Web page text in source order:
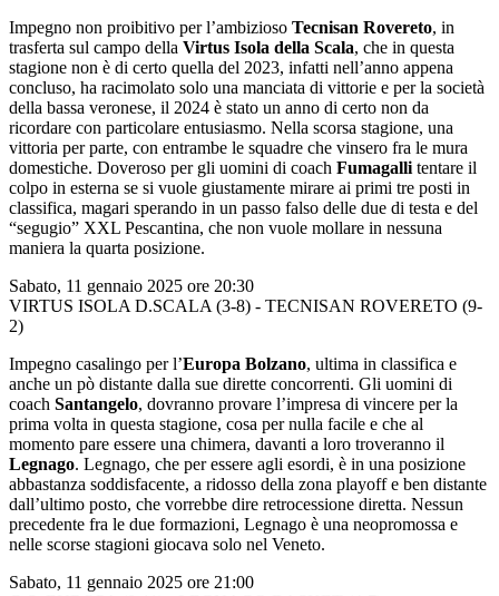
Impegno non proibitivo per l’ambizioso Tecnisan Rovereto, in
trasferta sul campo della Virtus Isola della Scala, che in questa
stagione non è di certo quella del 2023, infatti nell’anno appena
concluso, ha racimolato solo una manciata di vittorie e per la società
della bassa veronese, il 2024 è stato un anno di certo non da
ricordare con particolare entusiasmo. Nella scorsa stagione, una
vittoria per parte, con entrambe le squadre che vinsero fra le mura
domestiche. Doveroso per gli uomini di coach Fumagalli tentare il
colpo in esterna se si vuole giustamente mirare ai primi tre posti in
classifica, magari sperando in un passo falso delle due di testa e del
“segugio” XXL Pescantina, che non vuole mollare in nessuna
maniera la quarta posizione.
Sabato, 11 gennaio 2025 ore 20:30
VIRTUS ISOLA D.SCALA (3-8) - TECNISAN ROVERETO (9-
2)
Impegno casalingo per l’Europa Bolzano, ultima in classifica e
anche un pò distante dalla sue dirette concorrenti. Gli uomini di
coach Santangelo, dovranno provare l’impresa di vincere per la
prima volta in questa stagione, cosa per nulla facile e che al
momento pare essere una chimera, davanti a loro troveranno il
Legnago. Legnago, che per essere agli esordi, è in una posizione
abbastanza soddisfacente, a ridosso della zona playoff e ben distante
dall’ultimo posto, che vorrebbe dire retrocessione diretta. Nessun
precedente fra le due formazioni, Legnago è una neopromossa e
nelle scorse stagioni giocava solo nel Veneto.
Sabato, 11 gennaio 2025 ore 21:00